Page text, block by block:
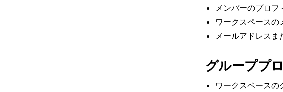
メンバーのプロフ
ワークスペースの
メールアドレスま
グループプ
ワークスペースの